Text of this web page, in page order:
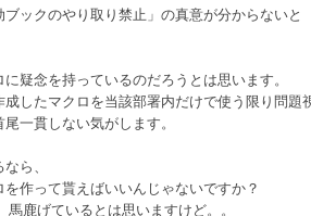
ックのやり取り禁止」の真意が分からないと
疑念を持っているのだろうとは思います。
したマクロを当該部署内だけで使う限り問題
一貫しない気がします。
ら、
作って貰えばいいんじゃないですか？
鹿げているとは思いますけど。。